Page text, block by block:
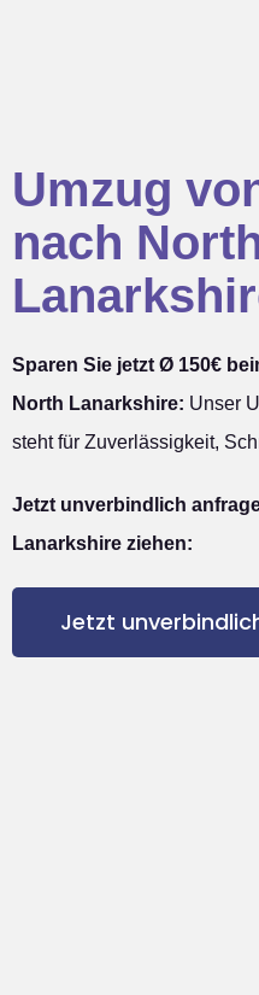
Umzug
nach
Sparen Sie jetzt Ø 150€
North Lanarkshire: Unser
steht für Zuverlässigkeit,
Jetzt unverbindlich
Lanarkshire ziehen:
Jetzt